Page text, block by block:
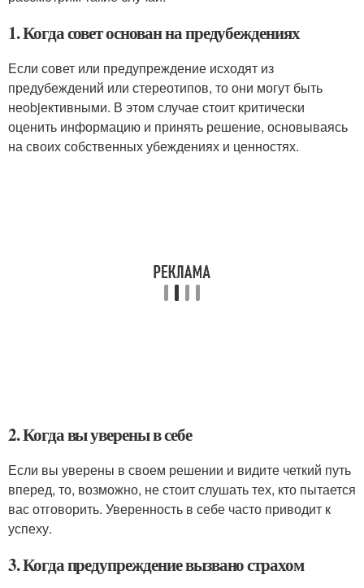
1. Когда совет основан на предубеждениях
Если совет или предупреждение исходят из
предубеждений или стереотипов, то они могут быть
неobjективными. В этом случае стоит критически
оценить информацию и принять решение, основываясь
на своих собственных убеждениях и ценностях.
2. Когда вы уверены в себе
Если вы уверены в своем решении и видите четкий путь
вперед, то, возможно, не стоит слушать тех, кто пытается
вас отговорить. Уверенность в себе часто приводит к
успеху.
3. Когда предупреждение вызвано страхом